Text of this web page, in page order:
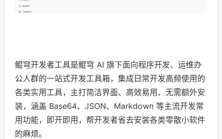
鲲穹开发者工具是鲲穹 AI 旗下面向程序开发、运维办
公人群的一站式开发工具箱，集成日常开发高频使用的
各类实用工具，主打简洁界面、高效易用、无需额外安
装，涵盖 Base64、JSON、Markdown 等主流开发常
用功能，即开即用，帮开发者省去安装各类零散小软件
的麻烦。